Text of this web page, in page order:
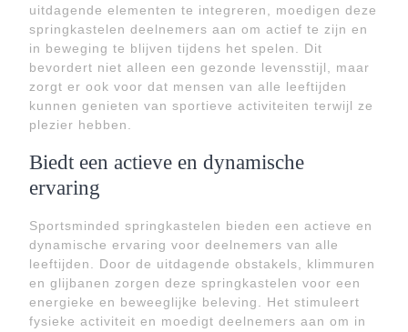
uitdagende elementen te integreren, moedigen deze
springkastelen deelnemers aan om actief te zijn en
in beweging te blijven tijdens het spelen. Dit
bevordert niet alleen een gezonde levensstijl, maar
zorgt er ook voor dat mensen van alle leeftijden
kunnen genieten van sportieve activiteiten terwijl ze
plezier hebben.
Biedt een actieve en dynamische
ervaring
Sportsminded springkastelen bieden een actieve en
dynamische ervaring voor deelnemers van alle
leeftijden. Door de uitdagende obstakels, klimmuren
en glijbanen zorgen deze springkastelen voor een
energieke en beweeglijke beleving. Het stimuleert
fysieke activiteit en moedigt deelnemers aan om in